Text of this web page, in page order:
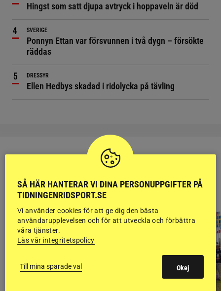
Hingst som satt djupa avtryck i hoppaveln är död
SVERIGE
Ponnyn Ettan var försvunnen i två dygn – försökte
räddas
DRESSYR
Ellen Hedbys skadad i ridolycka på tävling
RIDSPORT
BLOGGAR
SÅ HÄR HANTERAR VI DINA PERSONUPPGIFTER PÅ
TIDNINGENRIDSPORT.SE
Vi använder cookies för att ge dig den bästa
användarupplevelsen och för att utveckla och förbättra
våra tjänster.
Läs vår integritetspolicy
Till mina sparade val Okej